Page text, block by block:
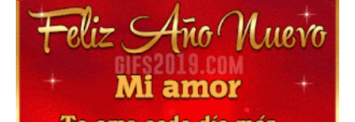
▷ Imágenes 2026 PNG sin Fondo y Transparentes en
3D 【DESCARGAR GRATIS】 ⬇️